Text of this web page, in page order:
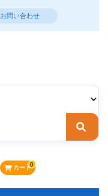
お問い合わせ
検索
カート0